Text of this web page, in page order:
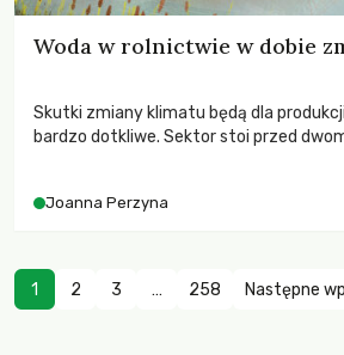
Woda w rolnictwie w dobie
Skutki zmiany klimatu będą dla
bardzo dotkliwe. Sektor stoi przed
zachodzących zmian klimatycznych.
Joanna Perzyna
1 2 3 … 258 Następne